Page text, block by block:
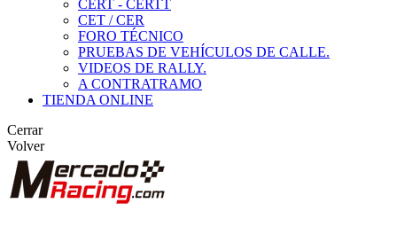
CERT - CERTT
CET / CER
FORO TÉCNICO
PRUEBAS DE VEHÍCULOS DE CALLE.
VIDEOS DE RALLY.
A CONTRATRAMO
TIENDA ONLINE
Cerrar
Volver